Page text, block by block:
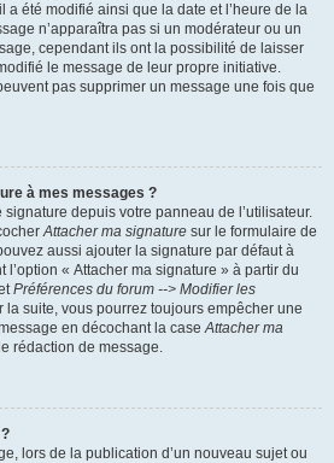
a été modifié ainsi que la date et l’heure de la
n’apparaîtra pas si un modérateur ou un
cependant ils ont la possibilité de laisser
le message de leur propre initiative.
pas supprimer un message une fois que
à mes messages ?
signature depuis votre panneau de l’utilisateur.
Attacher ma signature sur le formulaire de
aussi ajouter la signature par défaut à
l’option « Attacher ma signature » à partir du
Préférences du forum --> Modifier les
la suite, vous pourrez toujours empêcher une
en décochant la caseAttacher ma
rédaction de message.
lors de la publication d’un nouveau sujet ou